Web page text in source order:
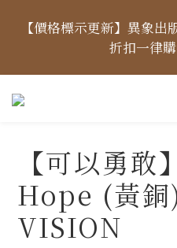
【價格標示更新】異象出
折扣一律
【價格標示更新】異象出
折扣一律
【出貨時間】04/14起，
日除外) ，出貨日當天「中
【免運金額】台灣地
【可以勇敢
Hope (黃
VISION